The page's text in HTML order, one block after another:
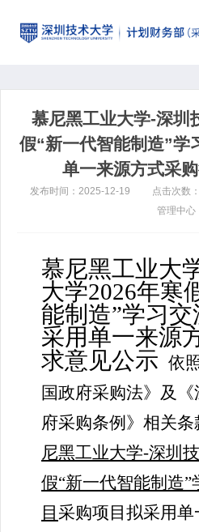
慕尼黑工业大学-深圳
假“新一代智能制造”学
单一来源方式采
发布时间：2025-12-19 点击次数
管理中心
慕尼黑工业大
大学2026年寒
能制造”学习交
采用单一来源
求意见公示 依
国政府采购法》及
府采购条例》相关条
尼黑工业大学-深圳
假“新一代智能制造
目 采购项目拟采用